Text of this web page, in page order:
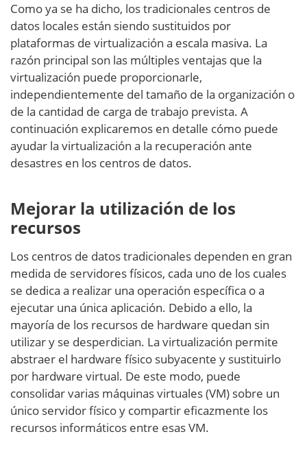
Como ya se ha dicho, los tradicionales centros de
datos locales están siendo sustituidos por
plataformas de virtualización a escala masiva. La
razón principal son las múltiples ventajas que la
virtualización puede proporcionarle,
independientemente del tamaño de la organización o
de la cantidad de carga de trabajo prevista. A
continuación explicaremos en detalle cómo puede
ayudar la virtualización a la recuperación ante
desastres en los centros de datos.
Mejorar la utilización de los
recursos
Los centros de datos tradicionales dependen en gran
medida de servidores físicos, cada uno de los cuales
se dedica a realizar una operación específica o a
ejecutar una única aplicación. Debido a ello, la
mayoría de los recursos de hardware quedan sin
utilizar y se desperdician. La virtualización permite
abstraer el hardware físico subyacente y sustituirlo
por hardware virtual. De este modo, puede
consolidar varias máquinas virtuales (VM) sobre un
único servidor físico y compartir eficazmente los
recursos informáticos entre esas VM.